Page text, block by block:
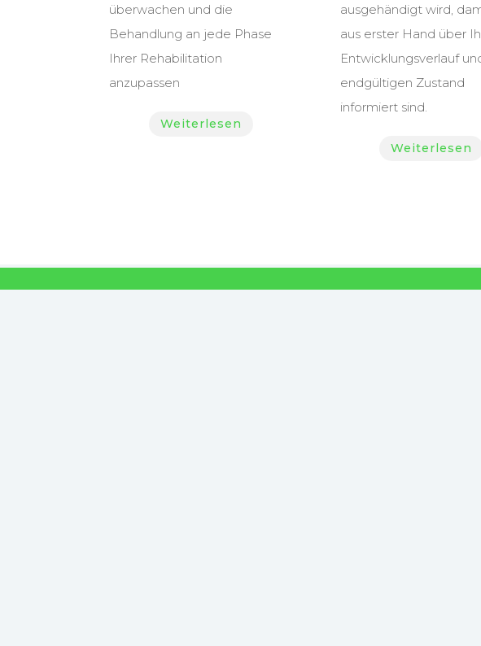
überwachen und die
Behandlung an jede Phase
Ihrer Rehabilitation
anzupassen
Weiterlesen
ausgehändigt wird,
aus erster Hand über
Entwicklungsverlauf
endgültigen Zustand
informiert sind.
Weiterlesen